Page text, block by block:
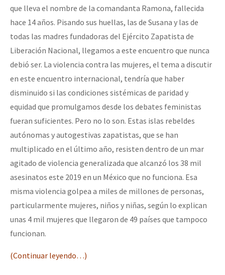
Medios Libres
Eventos
Contacto
que lleva el nombre de la comandanta Ramona, fallecida
hace 14 años. Pisando sus huellas, las de Susana y las de
todas las madres fundadoras del Ejército Zapatista de
Liberación Nacional, llegamos a este encuentro que nunca
debió ser. La violencia contra las mujeres, el tema a discutir
en este encuentro internacional, tendría que haber
disminuido si las condiciones sistémicas de paridad y
equidad que promulgamos desde los debates feministas
fueran suficientes. Pero no lo son. Estas islas rebeldes
autónomas y autogestivas zapatistas, que se han
multiplicado en el último año, resisten dentro de un mar
agitado de violencia generalizada que alcanzó los 38 mil
asesinatos este 2019 en un México que no funciona. Esa
misma violencia golpea a miles de millones de personas,
particularmente mujeres, niños y niñas, según lo explican
unas 4 mil mujeres que llegaron de 49 países que tampoco
funcionan.
(Continuar leyendo…)